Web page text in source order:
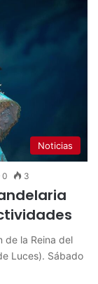
Noticias
0 3
de la Reina del
Luces). Sábado